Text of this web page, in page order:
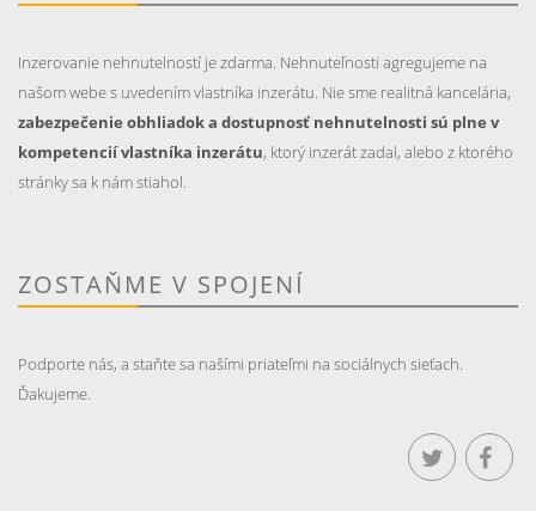
Inzerovanie nehnutelností je zdarma. Nehnuteľnosti agregujeme na
našom webe s uvedením vlastníka inzerátu. Nie sme realitná kancelária,
zabezpečenie obhliadok a dostupnosť nehnutelnosti sú plne v
kompetencií vlastníka inzerátu, ktorý inzerát zadal, alebo z ktorého
stránky sa k nám stiahol.
ZOSTAŇME V SPOJENÍ
Podporte nás, a staňte sa našími priateľmi na sociálnych sieťach.
Ďakujeme.